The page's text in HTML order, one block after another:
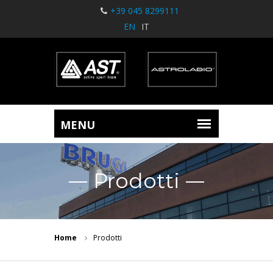
+39 045 8299111
EN
IT
Prodotti
Home Prodotti